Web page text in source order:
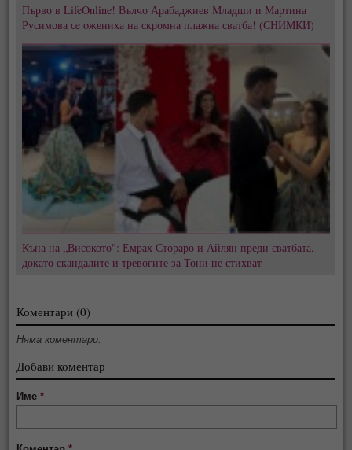
Първо в LifeOnline! Вълчо Арабаджиев Младши и Мартина
Русимова сe oжениха на скромна плажна сватба! (СНИМКИ)
Къна на „Високото": Емрах Стораро и Айлян преди сватбата,
докато скандалите и тревогите за Тони не стихват
Коментари (0)
Няма коментари.
Добави коментар
Име*